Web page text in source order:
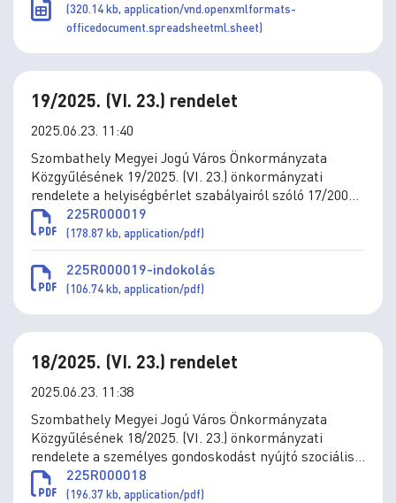
(320.14 kb, application/vnd.openxmlformats-
officedocument.spreadsheetml.sheet)
19/2025. (VI. 23.) rendelet
2025.06.23. 11:40
Szombathely Megyei Jogú Város Önkormányzata
Közgyűlésének 19/2025. (VI. 23.) önkormányzati
rendelete a helyiségbérlet szabályairól szóló 17/2006.
(V.25.) önkormányzati rendelet módosításáról
225R000019
(178.87 kb, application/pdf)
225R000019-indokolás
(106.74 kb, application/pdf)
18/2025. (VI. 23.) rendelet
2025.06.23. 11:38
Szombathely Megyei Jogú Város Önkormányzata
Közgyűlésének 18/2025. (VI. 23.) önkormányzati
rendelete a személyes gondoskodást nyújtó szociális
és gyermekjóléti ellátások térítési díjáról szóló
11/1993. (IV.1.) önkormányzati rendelet módosításáról
225R000018
(196.37 kb, application/pdf)